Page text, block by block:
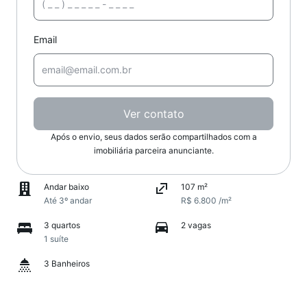
Email
Ver contato
Após o envio, seus dados serão compartilhados com a
imobiliária parceira anunciante.
Andar baixo
Até 3º andar
107 m²
R$ 6.800 /m²
3 quartos
1 suíte
2 vagas
3 Banheiros